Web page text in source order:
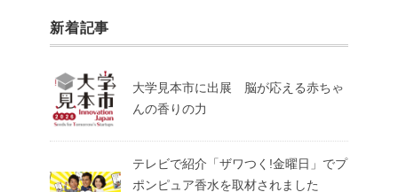
新着記事
大学見本市に出展 脳が応える赤ちゃ
んの香りの力
テレビで紹介「ザワつく!金曜日」でプ
ポンピュア香水を取材されました